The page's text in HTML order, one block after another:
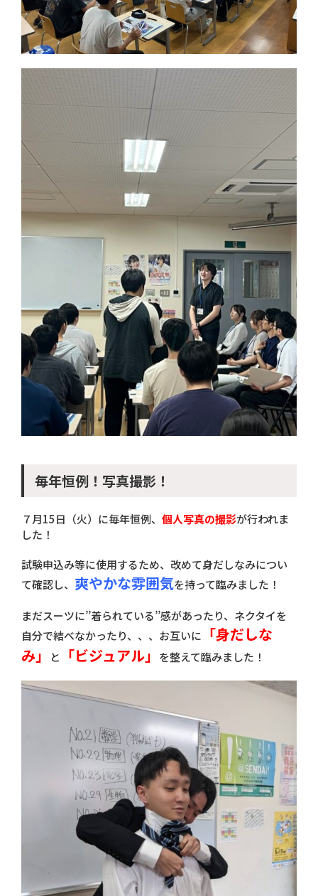
毎年恒例！写真撮影！
７月15日（火）に毎年恒例、 個人写真の撮影が行われま
した！
試験申込み等に使用するため、改めて身だしなみについ
て確認し、 爽やかな雰囲気を持って臨みました！
まだスーツに’’着られている’’感があったり、ネクタイを
自分で結べなかったり、、、お互いに
「身だしな
み」
と 「ビジュアル」 を整えて臨みました！